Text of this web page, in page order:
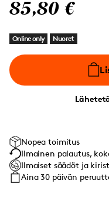
85,80 €
Online only Nuoret
Nopea toimitus
Ilmainen palautus,
Ilmaiset säädöt ja
Aina 30 päivän